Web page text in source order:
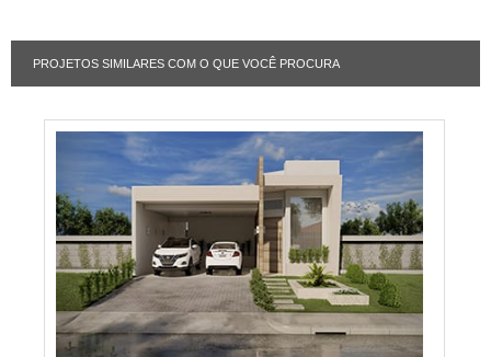
PROJETOS SIMILARES COM O QUE VOCÊ PROCURA